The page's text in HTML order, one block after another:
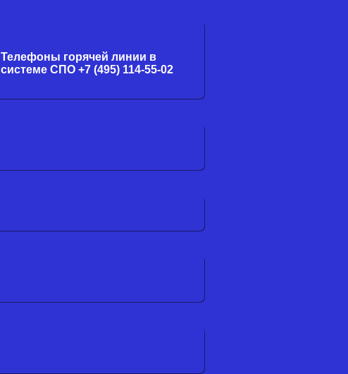
Телефоны горячей линии в
системе СПО +7 (495) 114-55-02